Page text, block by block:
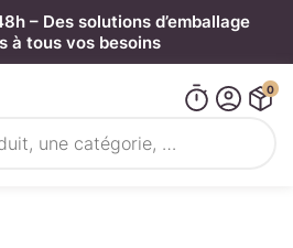
– Des solutions d’emballage
à tous vos besoins
0
cookies